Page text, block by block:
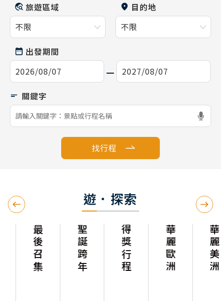
旅遊區域 目的地
出發期間
找行程
遊．探索
最後召集 聖誕跨年 得獎行程 華麗歐洲 華麗美洲